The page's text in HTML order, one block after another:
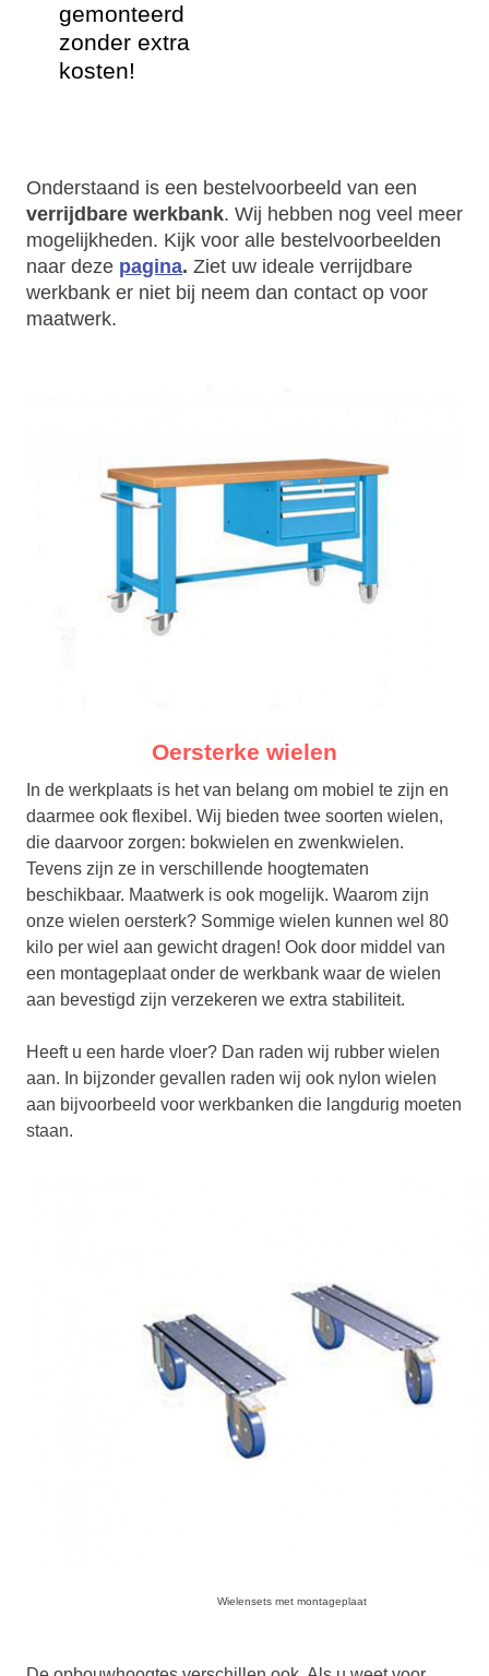
gemonteerd
zonder extra
kosten!
Onderstaand is een bestelvoorbeeld van een
verrijdbare werkbank. Wij hebben nog veel meer
mogelijkheden. Kijk voor alle bestelvoorbeelden
naar deze pagina. Ziet uw ideale verrijdbare
werkbank er niet bij neem dan contact op voor
maatwerk.
Oersterke wielen
In de werkplaats is het van belang om mobiel te zijn en
daarmee ook flexibel. Wij bieden twee soorten wielen,
die daarvoor zorgen: bokwielen en zwenkwielen.
Tevens zijn ze in verschillende hoogtematen
beschikbaar. Maatwerk is ook mogelijk. Waarom zijn
onze wielen oersterk? Sommige wielen kunnen wel 80
kilo per wiel aan gewicht dragen! Ook door middel van
een montageplaat onder de werkbank waar de wielen
aan bevestigd zijn verzekeren we extra stabiliteit.
Heeft u een harde vloer? Dan raden wij rubber wielen
aan. In bijzonder gevallen raden wij ook nylon wielen
aan bijvoorbeeld voor werkbanken die langdurig moeten
staan.
Wielensets met montageplaat